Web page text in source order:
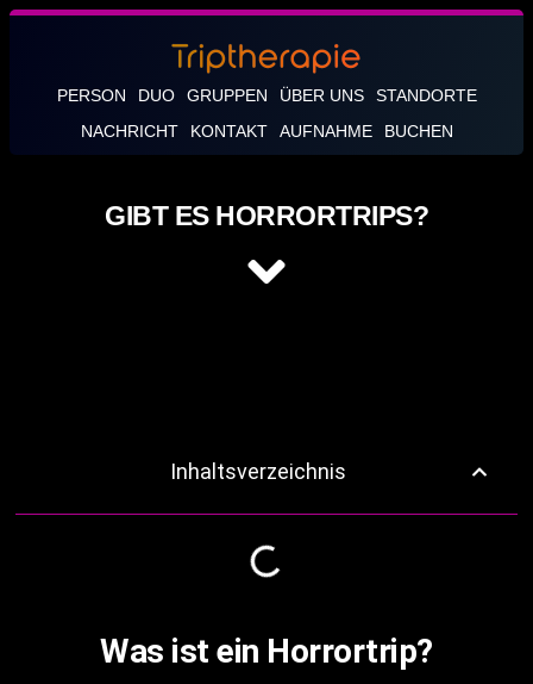
PERSON DUO GRUPPEN ÜBER UNS
STANDORTE
NACHRICHT
KONTAKT AUFNAHME BUCHEN
GIBT ES HORRORTRIPS?
Inhaltsverzeichnis
Was ist ein Horrortrip?